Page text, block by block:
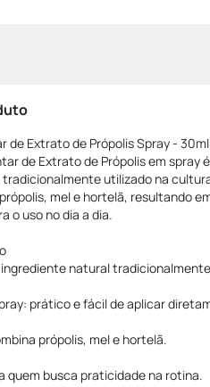
de Extrato de Própolis Spray - 30ml
de Extrato de Própolis em spray
utilizado na
mel e hortelã, resultando
o uso no dia a dia.
natural
prático e fácil de aplicar
própolis, mel e hortelã.
quem busca praticidade na rotina.